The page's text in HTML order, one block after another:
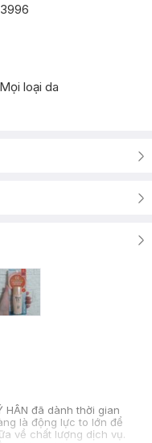
loại da
HÂN đã dành thời gian
là động lực to lớn để
về chất lượng dịch vụ.